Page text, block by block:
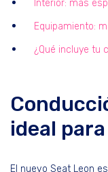
Interior: más
Equipamiento:
¿Qué incluye tu
ideal
El nuevo Seat Leon